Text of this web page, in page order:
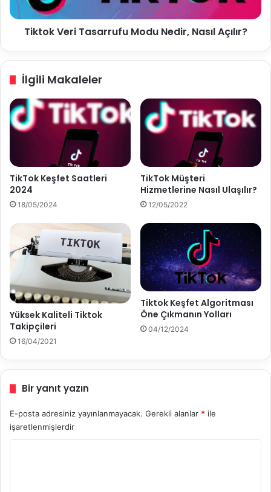
D
r
m
e
r
a
r
u
M
d
u
N
r
N
a
s
ı
l
ç
l
r
?
Tiktok Veri Tasarrufu Modu Nedir, Nasıl Açılır?
İlgili Makaleler
TikTok Keşfet Saatleri
2024
18/05/2024
TikTok Müşteri
Hizmetlerine Nasıl Ulaşılır?
12/05/2022
Yüksek Kaliteli Tiktok
Takipçileri
16/04/2021
Tiktok Keşfet Algoritması
Öne Çıkmanın Yolları
04/12/2024
Bir yanıt yazın
E-posta adresiniz yayınlanmayacak. Gerekli alanlar * ile
işaretlenmişlerdir